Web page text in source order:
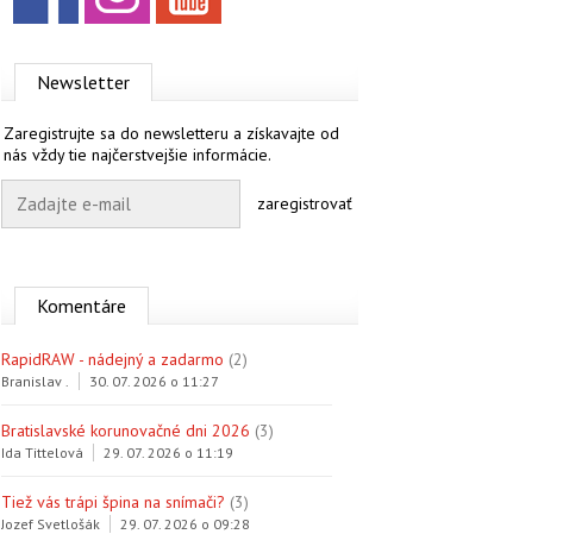
Newsletter
Zaregistrujte sa do newsletteru a získavajte od
nás vždy tie najčerstvejšie informácie.
zaregistrovať
Komentáre
RapidRAW - nádejný a zadarmo (2)
Branislav . 30. 07. 2026 o 11:27
Bratislavské korunovačné dni 2026 (3)
Ida Tittelová 29. 07. 2026 o 11:19
Tiež vás trápi špina na snímači? (3)
Jozef Svetlošák 29. 07. 2026 o 09:28